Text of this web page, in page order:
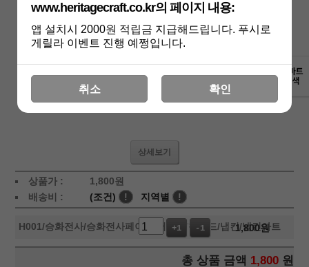
상세보기
상품가 : 1,800원
배송비 :
(조건) ! 지역별 !
H001/승화전사/승화전사페이퍼/머그컵/칩보드/냅킨/냅킨아트
+1 -1 1,800원
총 상품 금액 1,800 원
www.heritagecraft.co.kr의 페이지 내용:
앱 설치시 2000원 적립금 지급해드립니다. 푸시로
게릴라 이벤트 진행 예쩡입니다.
취소 확인